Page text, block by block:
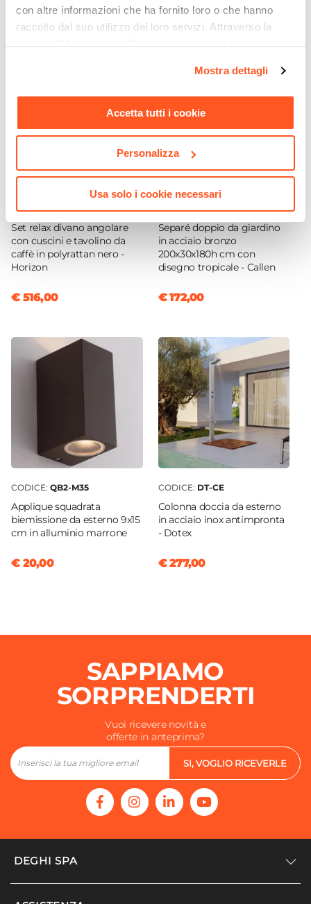
con altre informazioni che ha fornito loro o che hanno
raccolto dal suo utilizzo dei loro servizi. Attraverso la
momento. Per maggiori informazioni si invita a leggere la
Mostra dettagli
Accetta tutti i cookie
Personalizza
Usa solo i cookie necessari
Telo per ombrellone
Forma
Rettangolare
Colore
Si
Materiale Telo
Poliestere
Grammatura
Ti suggeriamo anche
CODICE:HR-DAN
Set relax divano angolare
con cuscini e tavolino da
caffè in polyrattan nero -
Horizon
€ 516,00
CODICE:CAL-4MR
Separé doppio da giardino
in acciaio bronzo
200x30x180h cm con
disegno tropicale - Callen
€ 172,00
CODICE: QB2-M35
Applique squadrata
biemissione da esterno 9x15
cm in alluminio marrone
€ 20,00
CODICE: DT-CE
Colonna doccia da esterno
in acciaio inox antimpronta
- Dotex
€ 277,00
SAPPIAMO
SORPRENDERTI
Vuoi ricevere novità e
offerte in anteprima?
SI, VOGLIO RICEVERLE
DEGHI SPA
Accedi/Registrati